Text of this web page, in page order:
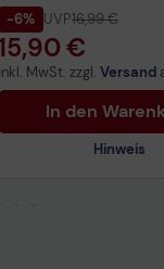
-6% UVP16,99 €
€
inkl. MwSt. zzgl. Versand
In den
Hinweis